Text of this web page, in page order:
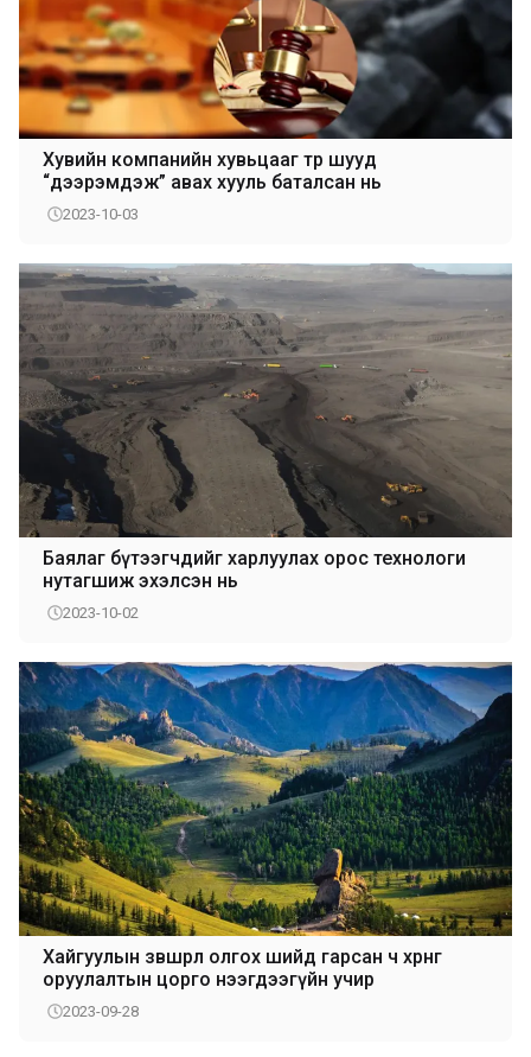
Хувийн компанийн хувьцааг төр шууд
“дээрэмдэж” авах хууль баталсан нь
2023-10-03
Баялаг бүтээгчдийг харлуулах орос технологи
нутагшиж эхэлсэн нь
2023-10-02
Хайгуулын зөвшөөрөл олгох шийд гарсан ч хөрөнгө
оруулалтын цорго нээгдээгүйн учир
2023-09-28